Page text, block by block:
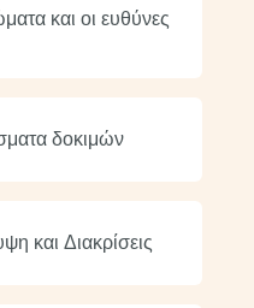
και οι ευθύνες
δοκιμών
και Διακρίσεις